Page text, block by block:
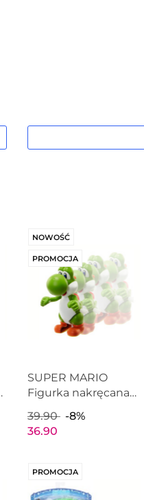
NOWOŚĆ
PROMOCJA
SUPER MARIO
Figurka nakręcana
Ups Nintendo
JAKKS PACIFIC 56125
39.90
-8%
36.90
PROMOCJA